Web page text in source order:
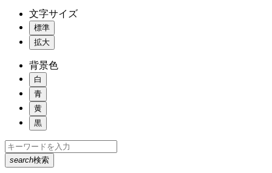
文字サイズ
標準
拡大
背景色
白
青
黄
黒
search検索